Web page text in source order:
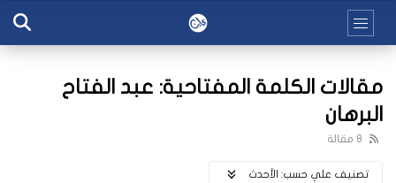
مقالات الكلمة المفتاحية: عبد الفتاح
البرهان
8 مقالة
تصنيف علي حسب: اﻷحدث